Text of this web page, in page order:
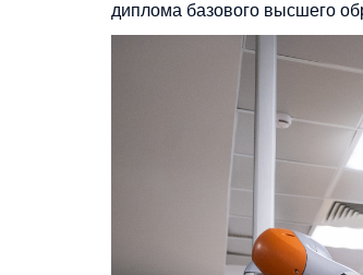
диплома базового высшего